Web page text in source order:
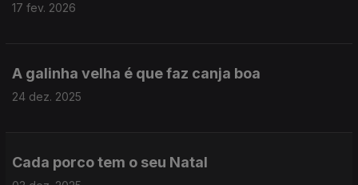
17 fev. 2026
A galinha velha é que faz canja boa
24 dez. 2025
Cada porco tem o seu Natal